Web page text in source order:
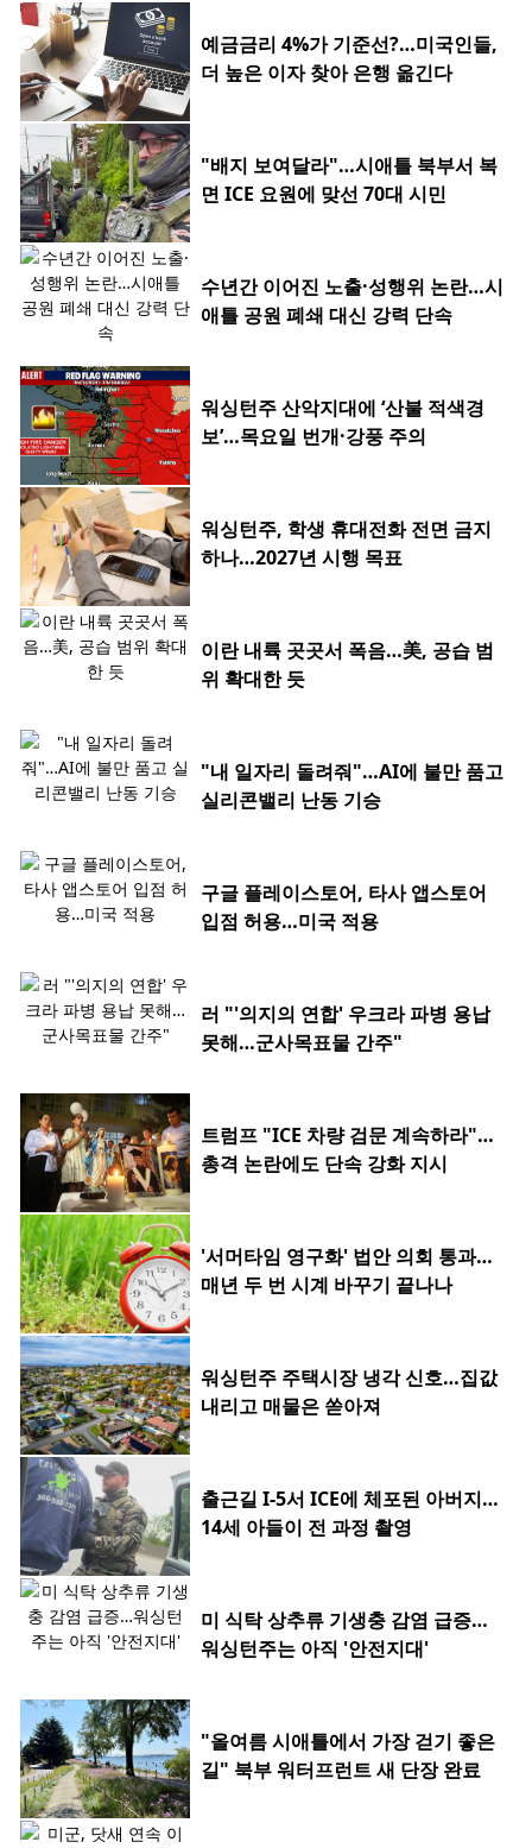
예금금리 4%가 기준선?…미국인들,
더 높은 이자 찾아 은행 옮긴다
"배지 보여달라"…시애틀 북부서 복
면 ICE 요원에 맞선 70대 시민
수년간 이어진 노출·성행위 논란…시
애틀 공원 폐쇄 대신 강력 단속
워싱턴주 산악지대에 ‘산불 적색경
보’…목요일 번개·강풍 주의
워싱턴주, 학생 휴대전화 전면 금지
하나…2027년 시행 목표
이란 내륙 곳곳서 폭음…美, 공습 범
위 확대한 듯
"내 일자리 돌려줘"…AI에 불만 품고
실리콘밸리 난동 기승
구글 플레이스토어, 타사 앱스토어
입점 허용…미국 적용
러 "'의지의 연합' 우크라 파병 용납
못해…군사목표물 간주"
트럼프 "ICE 차량 검문 계속하라"…
총격 논란에도 단속 강화 지시
'서머타임 영구화' 법안 의회 통과…
매년 두 번 시계 바꾸기 끝나나
워싱턴주 주택시장 냉각 신호…집값
내리고 매물은 쏟아져
출근길 I-5서 ICE에 체포된 아버지…
14세 아들이 전 과정 촬영
미 식탁 상추류 기생충 감염 급증…
워싱턴주는 아직 '안전지대'
"올여름 시애틀에서 가장 걷기 좋은
길" 북부 워터프런트 새 단장 완료